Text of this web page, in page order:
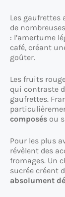
Les gaufrettes
de
: l’amertume
café, créant
goûter.
Les fruits
qui contraste
gaufrettes.
composés ou
Pour les plus
révèlent des
fromages. Un
sucrée créent
absolument